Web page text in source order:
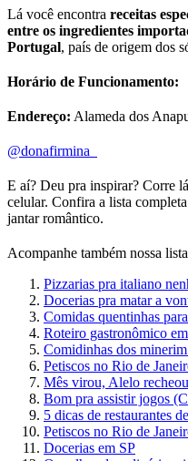
Lá você encontra receitas
entre os ingredientes
Portugal, país de origem dos
Horário de Funcionamento:
Endereço: Alameda dos
@donafirmina
E aí? Deu pra inspirar? Corre
celular. Confira a lista
jantar romântico.
Acompanhe também nossa
Pizzarias pra italiano
Docerias pra matar a
Comidas quentinhas
Roteiro gastronômico
Comidinhas dos
Petiscos no Rio de
Mês virou, Alelo
Bom pra assistir jogos
5 dicas de restaurantes
Petiscos no Rio de
Docerias em SP